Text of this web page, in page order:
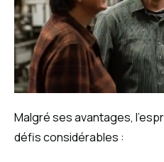
Malgré ses avantages,
défis considérables :